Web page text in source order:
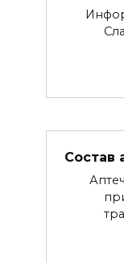
Состав